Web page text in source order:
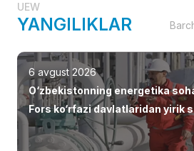
UEW
YANGILIKLAR
6 avgust 2026
O‘zbekistonning energetika
Fors ko‘rfazi davlatlaridan yirik
jalb etilmoqda